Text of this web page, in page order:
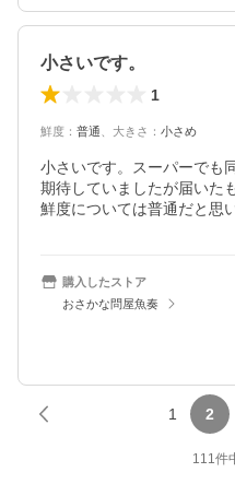
小さいです。
1
鮮度 ： 普通 大きさ ： 小さめ
小さいです。スーパーでも
期待していましたが届いた
鮮度については普通だと思
購入したストア
おさかな問屋魚奏
1 2
111件